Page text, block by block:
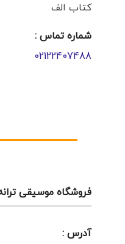
کتاب الف
شماره تماس :
02122407488
فروشگاه موسیقی ترانه
آدرس :